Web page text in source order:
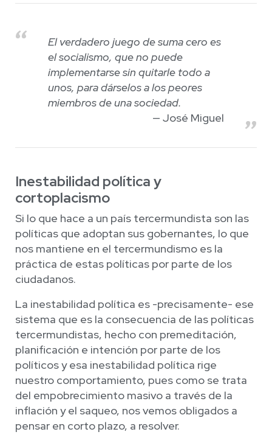
El verdadero juego de suma cero es
el socialismo, que no puede
implementarse sin quitarle todo a
unos, para dárselos a los peores
miembros de una sociedad.
José Miguel
Inestabilidad política y
cortoplacismo
Si lo que hace a un país tercermundista son las
políticas que adoptan sus gobernantes, lo que
nos mantiene en el tercermundismo es la
práctica de estas políticas por parte de los
ciudadanos.
La inestabilidad política es -precisamente- ese
sistema que es la consecuencia de las políticas
tercermundistas, hecho con premeditación,
planificación e intención por parte de los
políticos y esa inestabilidad política rige
nuestro comportamiento, pues como se trata
del empobrecimiento masivo a través de la
inflación y el saqueo, nos vemos obligados a
pensar en corto plazo, a resolver.